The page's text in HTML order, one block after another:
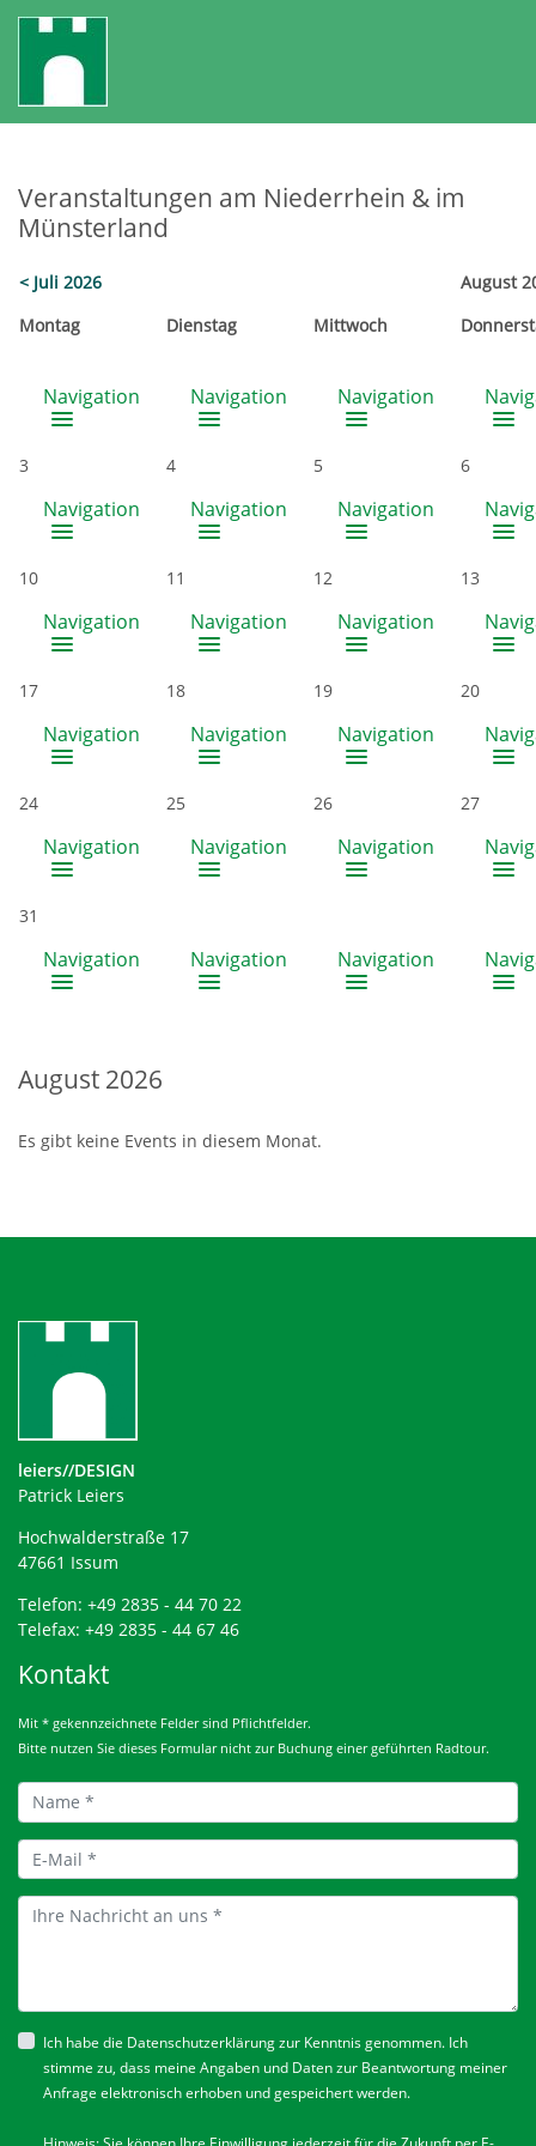
Veranstaltungen am Niederrhein & im
Münsterland
< Juli 2026
August
Montag Dienstag Mittwoch Do
Navigation Navigation Navigation
3
Navigation
4
Navigation
5
Navigation
6
10
Navigation
11
Navigation
12
Navigation
13
17
Navigation
18
Navigation
19
Navigation
20
24
Navigation
25
Navigation
26
Navigation
27
31
Navigation Navigation Navigation
August 2026
Es gibt keine Events in diesem Monat.
leiers//DESIGN
Patrick Leiers
Hochwalderstraße 17
47661 Issum
Telefon: +49 2835 - 44 70 22
Telefax: +49 2835 - 44 67 46
Kontakt
Mit * gekennzeichnete Felder sind Pflichtfelder.
Bitte nutzen Sie dieses Formular nicht zur Buchung einer geführten Radtour.
Ich habe die Datenschutzerklärungzur Kenntnis genommen. Ich
stimme zu, dass meine Angaben und Daten zur Beantwortung meiner
Anfrage elektronisch erhoben und gespeichert werden.